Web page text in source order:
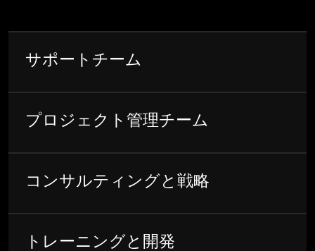
サポートチーム
プロジェクト管理チーム
コンサルティングと戦略
トレーニングと開発